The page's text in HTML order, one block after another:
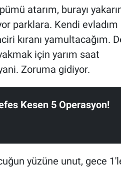
atarım, burayı
parklara. Kendi evladım
kıranı yamultacağım.
için yarım saat
Zoruma gidiyor.
Kesen 5 Operasyon!
yüzüne unut, gece